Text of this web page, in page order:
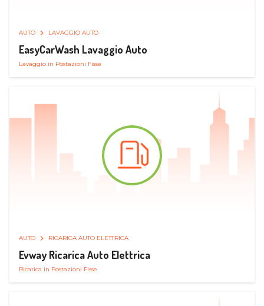
AUTO LAVAGGIO AUTO
EasyCarWash Lavaggio Auto
Lavaggio in Postazioni Fisse
AUTO RICARICA AUTO ELETTRICA
Evway Ricarica Auto Elettrica
Ricarica in Postazioni Fisse